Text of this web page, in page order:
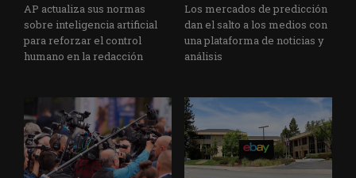
AP actualiza sus normas
sobre inteligencia artificial
para reforzar el control
humano en la redacción
Los mercados de predicción
dan el salto a los medios con
una plataforma de noticias y
análisis